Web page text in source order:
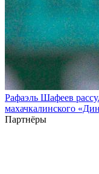
Рафаэль Шафеев
махачкалинского
Партнёры